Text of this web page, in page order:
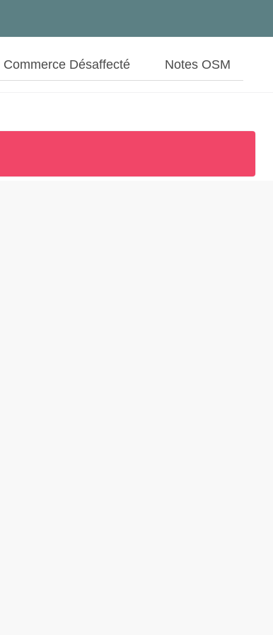
Commerce Désaffecté Notes OSM